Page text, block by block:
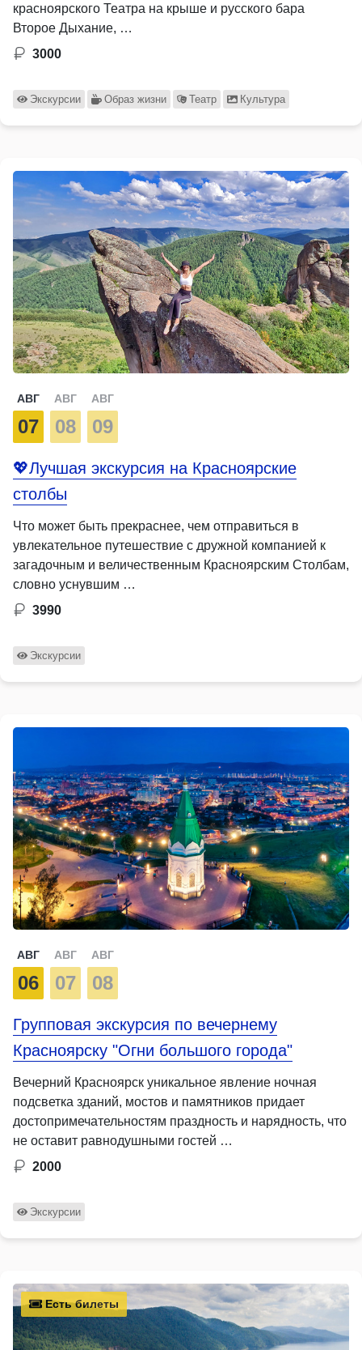
красноярского Театра на крыше и русского бара
Второе Дыхание, …
3000
Экскурсии Образ жизни Театр Культура
АВГ
07
АВГ
08
АВГ
09
💖Лучшая экскурсия на Красноярские
столбы
Что может быть прекраснее, чем отправиться в
увлекательное путешествие с дружной компанией к
загадочным и величественным Красноярским Столбам,
словно уснувшим …
3990
Экскурсии
АВГ
06
АВГ
07
АВГ
08
Групповая экскурсия по вечернему
Красноярску "Огни большого города"
Вечерний Красноярск уникальное явление ночная
подсветка зданий, мостов и памятников придает
достопримечательностям праздность и нарядность, что
не оставит равнодушными гостей …
2000
Экскурсии
Есть билеты